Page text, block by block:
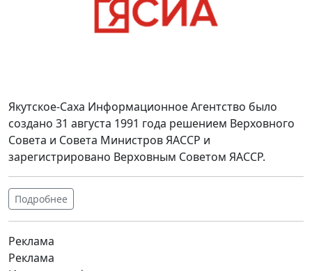
Якутское-Саха Информационное Агентство было
создано 31 августа 1991 года решением Верховного
Совета и Совета Министров ЯАССР и
зарегистрировано Верховным Советом ЯАССР.
Подробнее
Реклама
Реклама